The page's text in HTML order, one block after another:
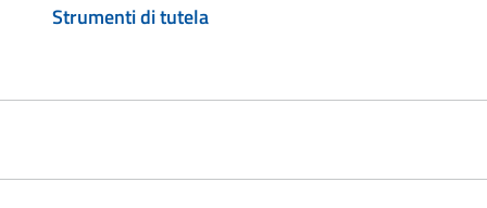
Strumenti di tutela